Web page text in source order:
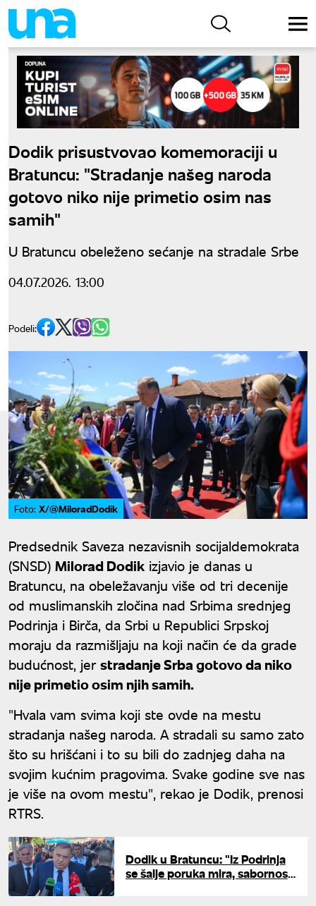
Dodik prisustvovao komemoraciji u
Bratuncu: "Stradanje našeg naroda
gotovo niko nije primetio osim nas
samih"
U Bratuncu obeleženo sećanje na stradale Srbe
04.07.2026. 13:00
Podeli:
Foto: X/@MiloradDodik
Predsednik Saveza nezavisnih socijaldemokrata
(SNSD) Milorad Dodik izjavio je danas u
Bratuncu, na obeležavanju više od tri decenije
od muslimanskih zločina nad Srbima srednjeg
Podrinja i Birča, da Srbi u Republici Srpskoj
moraju da razmišljaju na koji način će da grade
budućnost, jerstradanje Srba gotovo da niko
nije primetio osim njih samih.
"Hvala vam svima koji ste ovde na mestu
stradanja našeg naroda. A stradali su samo zato
što su hrišćani i to su bili do zadnjeg daha na
svojim kućnim pragovima. Svake godine sve nas
je više na ovom mestu", rekao je Dodik, prenosi
RTRS.
Dodik u Bratuncu: "Iz Podrinja
se šalje poruka mira, sabornosti